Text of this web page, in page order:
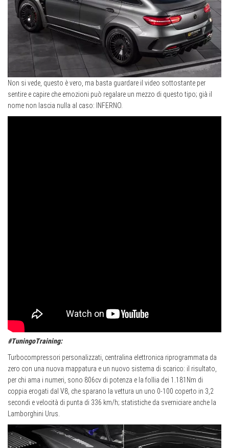
Non si vede, questo è vero, ma basta guardare il video sottostante per
sentire e capire che emozioni può regalare un mezzo di questo tipo; già il
nome non lascia nulla al caso: INFERNO.
#TuningoTraining:
Turbocompressori personalizzati, centralina elettronica riprogrammata da
zero con una nuova mappatura e un nuovo sistema di scarico: il risultato,
per chi ama i numeri, sono 806cv di potenza e la follia dei 1.181Nm di
coppia erogati dal V8, che sparano la vettura un uno 0-100 coperto in 3,2
secondi e velocità di punta di 336 km/h; statistiche da sverniciare anche la
Lamborghini Urus.